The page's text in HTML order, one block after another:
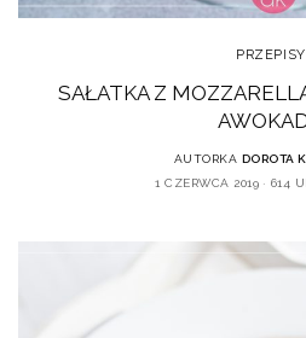
PRZEPISY
SAŁATKA Z
AUTORKA DOROTA
1 CZERWCA 2019
614